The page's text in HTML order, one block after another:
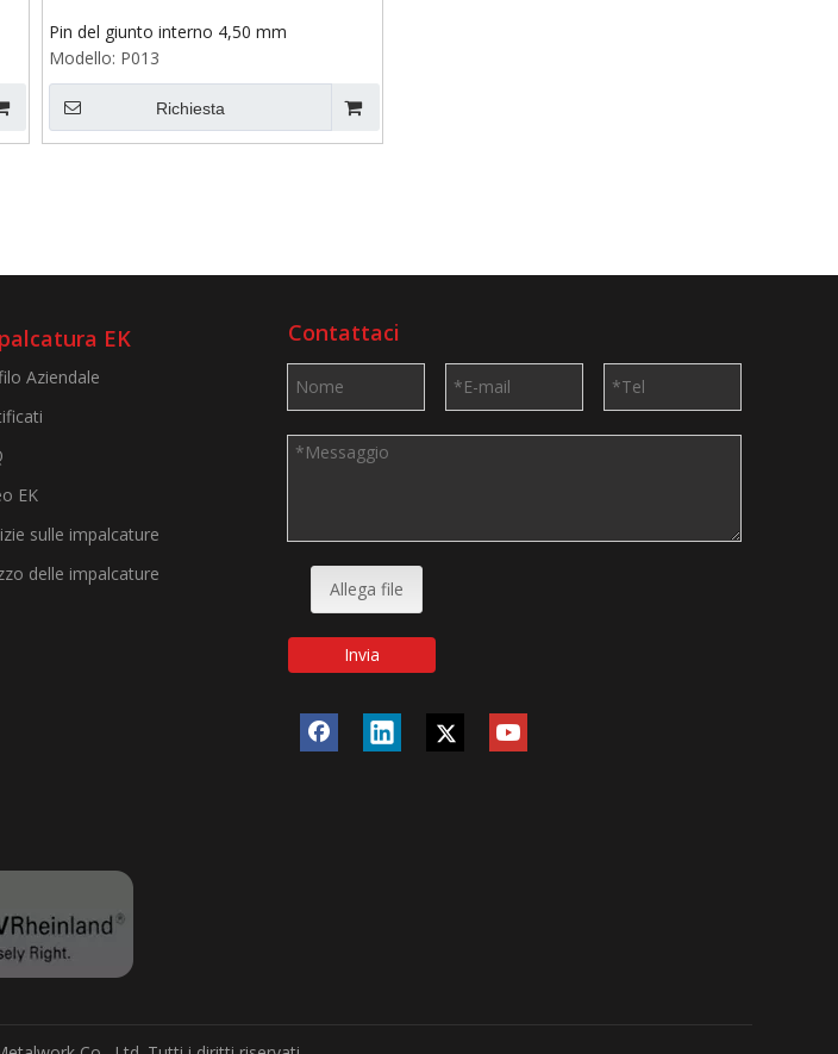
Pin del giunto interno 4,50 mm
Modello: P013
Richiesta
EK
Aziendale
EK
sulle impalcature
delle impalcature
Contattaci
Allega file
Invia